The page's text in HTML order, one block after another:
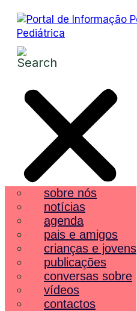
sobre nós
notícias
agenda
pais e amigos
crianças e jovens
publicações
conversas sobre
vídeos
contactos